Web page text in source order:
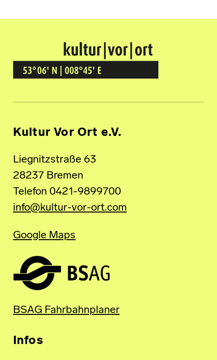
Kultur Vor Ort
BREMEN GRÖPELINGEN
Kultur Vor Ort e.V.
Liegnitzstraße 63
28237 Bremen
Telefon 0421-9899700
info@kultur-vor-ort.com
Google Maps
BSAG Fahrbahnplaner
Infos